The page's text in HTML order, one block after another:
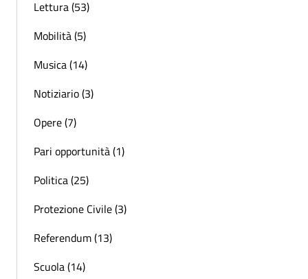
Lettura (53)
Mobilità (5)
Musica (14)
Notiziario (3)
Opere (7)
Pari opportunità (1)
Politica (25)
Protezione Civile (3)
Referendum (13)
Scuola (14)